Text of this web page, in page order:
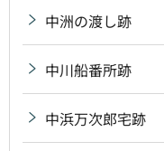
中洲の渡し跡
中川船番所跡
中浜万次郎宅跡